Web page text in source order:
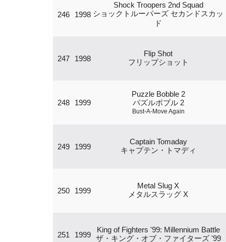
246 1998
Shock Troopers 2nd Squad
ショックトルーパーズ セカンドスカッ
ド
247 1998
Flip Shot
フリップショット
248 1999
Puzzle Bobble 2
パズルボブル 2
Bust-A-Move Again
249 1999
Captain Tomaday
キャプテン・トマディ
250 1999
Metal Slug X
メタルスラッグ X
251 1999
King of Fighters '99: Millennium Battle
ザ・キング・オブ・ファイターズ '99